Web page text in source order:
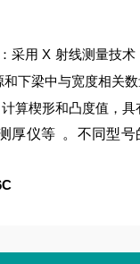
：采用 X 射线测量技
下梁中与宽度相关
算楔形和凸度值，
厚仪等 。不同型